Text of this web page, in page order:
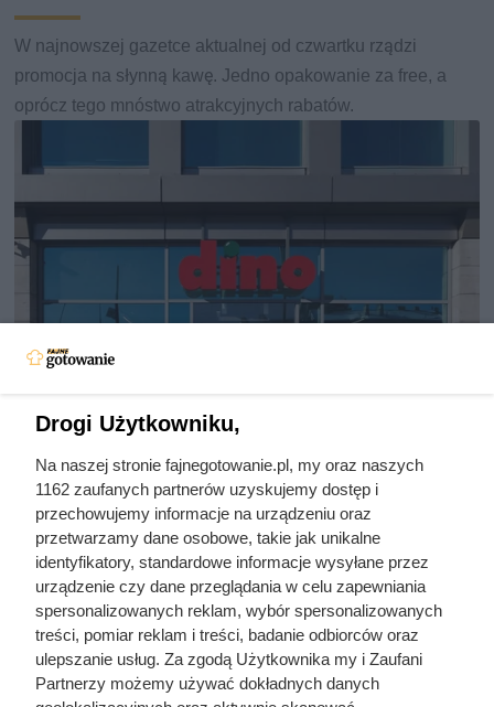
W najnowszej gazetce aktualnej od czwartku rządzi
promocja na słynną kawę. Jedno opakowanie za free, a
oprócz tego mnóstwo atrakcyjnych rabatów.
Jedna z najpopularniejszych kaw
właśnie mocno staniała. Oferta
przyciąga klientów do Dino
Dallmayr Classic 500 g w Dino w promocyjnej cenie.
Sprawdź cenę kawy mielonej i ziarnistej, warunki oferty
oraz termin jej ważności.
Drogi Użytkowniku,
Na naszej stronie fajnegotowanie.pl, my oraz naszych
1162 zaufanych partnerów uzyskujemy dostęp i
przechowujemy informacje na urządzeniu oraz
przetwarzamy dane osobowe, takie jak unikalne
identyfikatory, standardowe informacje wysyłane przez
urządzenie czy dane przeglądania w celu zapewniania
spersonalizowanych reklam, wybór spersonalizowanych
treści, pomiar reklam i treści, badanie odbiorców oraz
ulepszanie usług. Za zgodą Użytkownika my i Zaufani
Partnerzy możemy używać dokładnych danych